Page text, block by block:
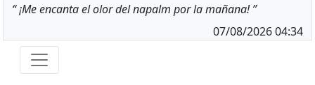
¡Me encanta el olor del napalm por la mañana!
07/08/2026 04:34